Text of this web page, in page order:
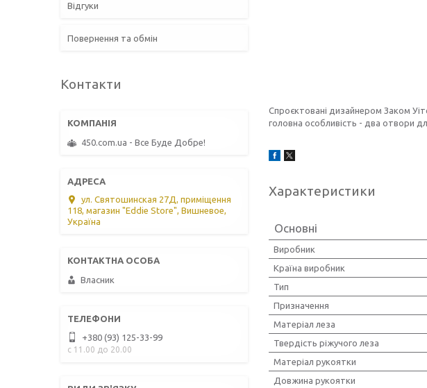
Спроєктовані дизайнером Заком
головна особливість - два отвори
Характеристики
Основні
Виробник
Країна виробник
Тип
Призначення
Матеріал леза
Твердість ріжучого леза
Матеріал рукоятки
Довжина рукоятки
Відгуки
Повернення та обмін
Контакти
450.com.ua - Все Буде Добре!
ул. Святошинская 27Д, приміщення
118, магазин "Eddie Store", Вишневое,
Україна
Власник
+380 (93) 125-33-99
с 11.00 до 20.00